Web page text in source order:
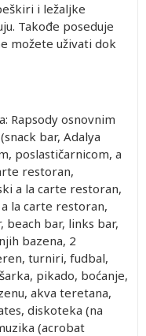
i ležaljke
Takođe poseduje
možete uživati dok
Rapsody osnovnim
bar, Adalya
poslastičarnicom, a
restoran,
a la carte restoran,
la carte restoran,
beach bar, links bar,
bazena, 2
turniri, fudbal,
pikado, boćanje,
akva teretana,
diskoteka (na
(acrobat